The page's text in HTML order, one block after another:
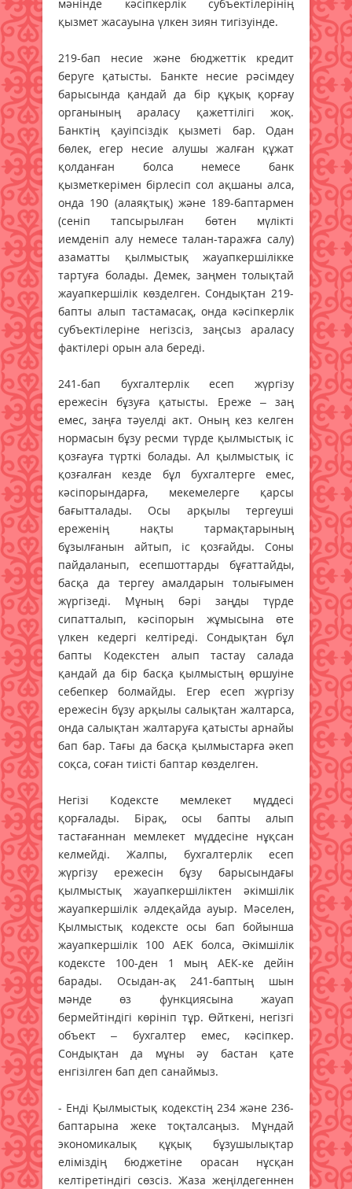
мәнінде кәсіпкерлік субъектілерінің
қызмет жасауына үлкен зиян тигізуінде.
219-бап несие және бюджеттік кредит
беруге қатысты. Банкте несие рәсімдеу
барысында қандай да бір құқық қорғау
органының араласу қажеттілігі жоқ.
Банктің қауіпсіздік қызметі бар. Одан
бөлек, егер несие алушы жалған құжат
қолданған болса немесе банк
қызметкерімен бірлесіп сол ақшаны алса,
онда 190 (алаяқтық) және 189-баптармен
(сенiп тапсырылған бөтен мүлiктi
иемденiп алу немесе талан-таражға салу)
азаматты қылмыстық жауапкершілікке
тартуға болады. Демек, заңмен толықтай
жауапкершілік көзделген. Сондықтан 219-
бапты алып тастамасақ, онда кәсіпкерлік
субъектілеріне негізсіз, заңсыз араласу
фактілері орын ала береді.
241-бап бухгалтерлік есеп жүргізу
ережесін бұзуға қатысты. Ереже – заң
емес, заңға тәуелді акт. Оның кез келген
нормасын бұзу ресми түрде қылмыстық іс
қозғауға түрткі болады. Ал қылмыстық іс
қозғалған кезде бұл бухгалтерге емес,
кәсіпорындарға, мекемелерге қарсы
бағытталады. Осы арқылы тергеуші
ереженің нақты тармақтарының
бұзылғанын айтып, іс қозғайды. Соны
пайдаланып, есепшоттарды бұғаттайды,
басқа да тергеу амалдарын толығымен
жүргізеді. Мұның бәрі заңды түрде
сипатталып, кәсіпорын жұмысына өте
үлкен кедергі келтіреді. Сондықтан бұл
бапты Кодекстен алып тастау салада
қандай да бір басқа қылмыстың өршуіне
себепкер болмайды. Егер есеп жүргізу
ережесін бұзу арқылы салықтан жалтарса,
онда салықтан жалтаруға қатысты арнайы
бап бар. Тағы да басқа қылмыстарға әкеп
соқса, соған тиісті баптар көзделген.
Негізі Кодексте мемлекет мүддесі
қорғалады. Бірақ, осы бапты алып
тастағаннан мемлекет мүддесіне нұқсан
келмейді. Жалпы, бухгалтерлік есеп
жүргізу ережесін бұзу барысындағы
қылмыстық жауапкершіліктен әкімшілік
жауапкершілік әлдеқайда ауыр. Мәселен,
Қылмыстық кодексте осы бап бойынша
жауапкершілік 100 АЕК болса, Әкімшілік
кодексте 100-ден 1 мың АЕК-ке дейін
барады. Осыдан-ақ 241-баптың шын
мәнде өз функциясына жауап
бермейтіндігі көрініп тұр. Өйткені, негізгі
объект – бухгалтер емес, кәсіпкер.
Сондықтан да мұны әу бастан қате
енгізілген бап деп санаймыз.
- Енді Қылмыстық кодекстің 234 және 236-
баптарына жеке тоқталсаңыз. Мұндай
экономикалық құқық бұзушылықтар
еліміздің бюджетіне орасан нұсқан
келтіретіндігі сөзсіз. Жаза жеңілдегеннен